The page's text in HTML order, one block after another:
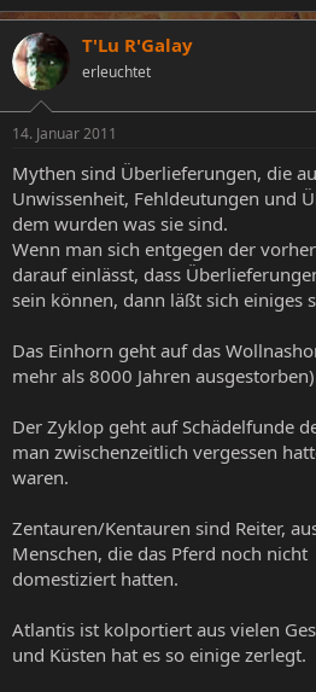
T'Lu R'Galay
erleuchtet
14. Januar 2011
Mythen sind Überlieferungen, die
Unwissenheit, Fehldeutungen und
dem wurden was sie sind.
Wenn man sich entgegen der
darauf einlässt, dass
sein können, dann läßt sich einiges
Das Einhorn geht auf das
mehr als 8000 Jahren
Der Zyklop geht auf Schädelfunde
man zwischenzeitlich vergessen
waren.
Zentauren/Kentauren sind Reiter,
Menschen, die das Pferd noch nicht
domestiziert hatten.
Atlantis ist kolportiert aus vielen
und Küsten hat es so einige zerlegt.